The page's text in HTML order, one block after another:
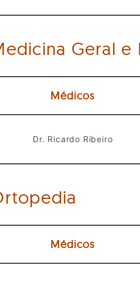
Geral e
Médicos
Dr. Ricardo Ribeiro
Médicos